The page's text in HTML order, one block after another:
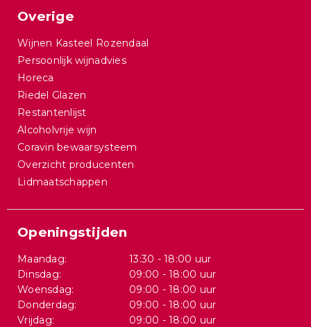
Overige
Wijnen Kasteel Rozendaal
Persoonlijk wijnadvies
Horeca
Riedel Glazen
Restantenlijst
Alcoholvrije wijn
Coravin bewaarsysteem
Overzicht producenten
Lidmaatschappen
Openingstijden
Maandag:
13:30 - 18:00 uur
Dinsdag:
09:00 - 18:00 uur
Woensdag:
09:00 - 18:00 uur
Donderdag:
09:00 - 18:00 uur
Vrijdag:
09:00 - 18:00 uur